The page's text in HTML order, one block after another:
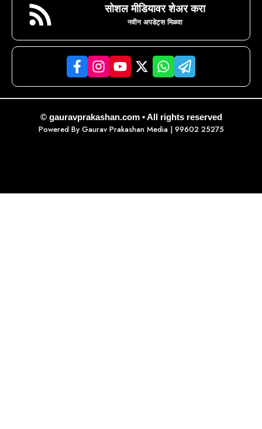
सोशल मीडियावर शेअर करा
नवीन अपडेट्स मिळवा
© gauravprakashan.com • All rights reserved
Powered By Gaurav Prakashan Media| 99602 25275